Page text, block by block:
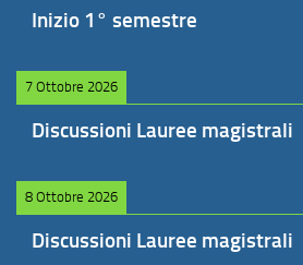
Inizio 1° semestre
7 Ottobre 2026
Discussioni Lauree magistrali
8 Ottobre 2026
Discussioni Lauree magistrali